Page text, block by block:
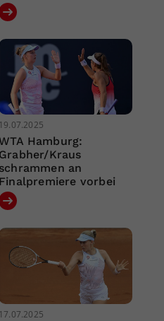
19.07.2025
WTA Hamburg:
Grabher/Kraus
schrammen an
Finalpremiere vorbei
17.07.2025